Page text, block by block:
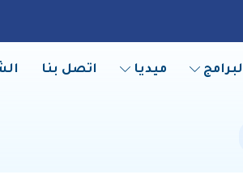
ميديا اتصل بنا